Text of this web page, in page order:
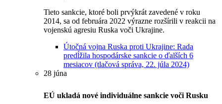
Tieto sankcie, ktoré boli prvýkrát zavedené v roku
2014, sa od februára 2022 výrazne rozšírili v reakcii na
vojenskú agresiu Ruska voči Ukrajine.
Útočná vojna Ruska proti Ukrajine: Rada
predĺžila hospodárske sankcie o ďalších 6
mesiacov (tlačová správa, 22. júla 2024)
28 júna
EÚ ukladá nové individuálne sankcie voči Rusku